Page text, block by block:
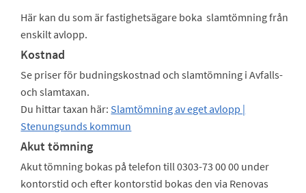
Här kan du som är fastighetsägare boka slamtömning från
enskilt avlopp.
Kostnad
Se priser för budningskostnad och slamtömning i Avfalls-
och slamtaxan.
Du hittar taxan här: Slamtömning av eget avlopp |
Stenungsunds kommun
Akut tömning
Akut tömning bokas på telefon till 0303-73 00 00 under
kontorstid och efter kontorstid bokas den via Renovas